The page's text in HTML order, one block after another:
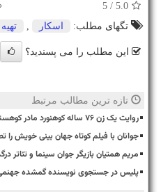
5.0
/ 5
تگهای مطلب:
اسكار ,
این مطلب را می پسندید؟
تازه ترین مطالب مرتبط
روایت یک زن ۷۶ ساله کوهنورد مادر کوهستان کیست؟
جوانان با فیلم کوتاه جهان بینی خویش را
مریم همتیان بازیگر جوان سینما و تئاتر
پلیس در جستجوی نویسنده گمشده